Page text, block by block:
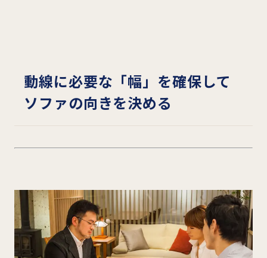
動線に必要な「幅」を確保して
ソファの向きを決める